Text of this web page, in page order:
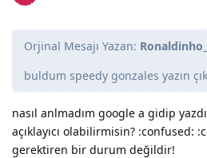
Orjinal Mesajı Yazan:
buldum speedy gonzales yazın
nasıl anlmadım google a gidip
açıklayıcı olabilirmisin? :confused:
gerektiren bir durum değildir!